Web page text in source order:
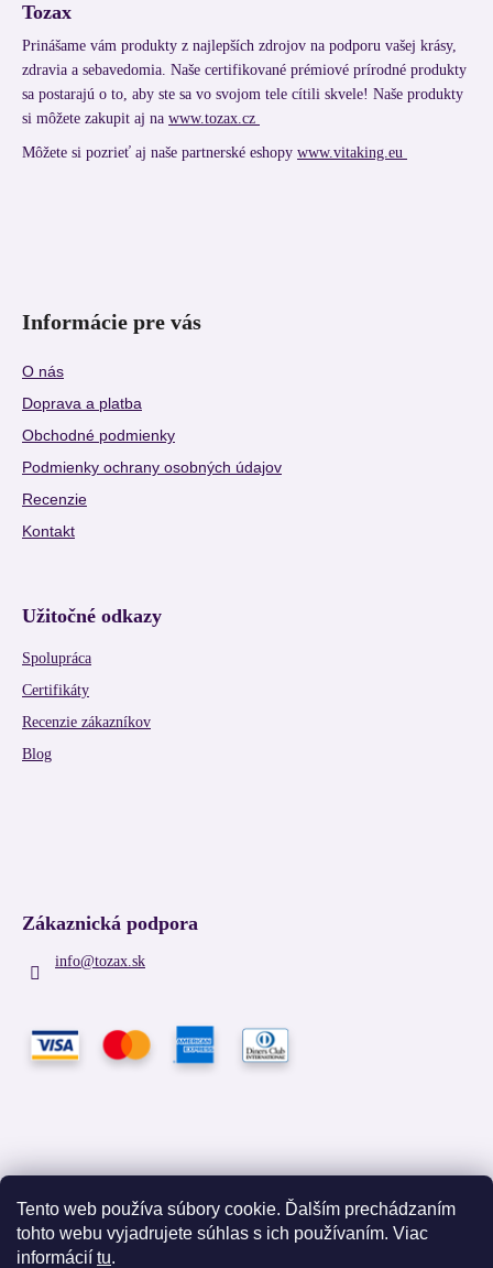
Tento web používa súbory cookie. Ďalším prechádzaním
tohto webu vyjadrujete súhlas s ich používaním. Viac
informácií tu.
Tozax
Prinášame vám produkty z najlepších zdrojov na podporu vašej krásy,
zdravia a sebavedomia. Naše certifikované prémiové prírodné produkty
sa postarajú o to, aby ste sa vo svojom tele cítili skvele! Naše produkty
si môžete zakupit aj na www.tozax.cz
Môžete si pozrieť aj naše partnerské eshopy www.vitaking.eu
Informácie pre vás
O nás
Doprava a platba
Obchodné podmienky
Podmienky ochrany osobných údajov
Recenzie
Kontakt
Užitočné odkazy
Spolupráca
Certifikáty
Recenzie zákazníkov
Blog
Zákaznická podpora
info@tozax.sk
Facebook